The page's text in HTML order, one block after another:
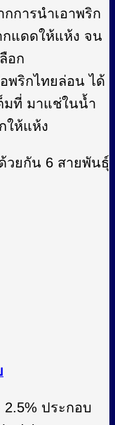
การนำเอาพริก
แดดให้แห้ง จน
อก
พริกไทยล่อน ได้
มที่ มาแช่ในน้ำ
ให้แห้ง
ยกัน 6 สายพันธุ์
ประกอบ